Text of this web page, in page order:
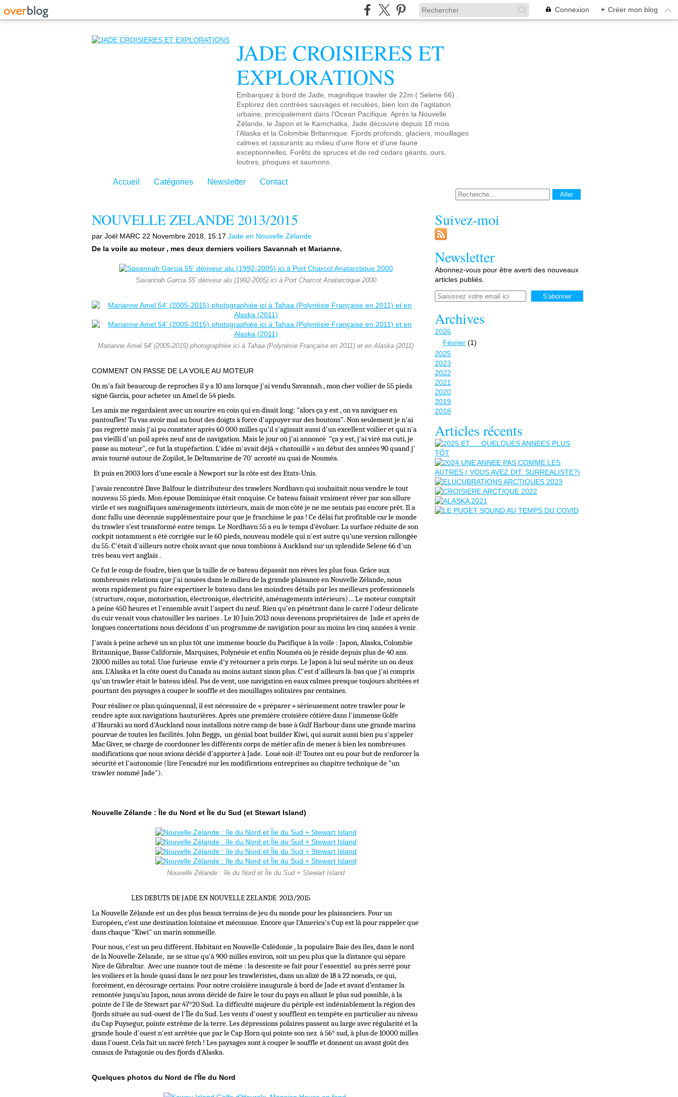
Connexion + Créer mon blog
JADE CROISIERES ET
EXPLORATIONS
Embarquez à bord de Jade, magnifique trawler de 22m ( Selene 66) .
Explorez des contrées sauvages et reculées, bien loin de l'agitation
urbaine, principalement dans l’Ocean Pacifique. Après la Nouvelle
Zélande, le Japon et le Kamchatka, Jade découvre depuis 18 mois
l’Alaska et la Colombie Britannique. Fjords profonds, glaciers, mouillages
calmes et rassurants au milieu d’une flore et d’une faune
exceptionnelles. Forêts de spruces et de red cedars géants, ours,
loutres, phoques et saumons.
Accueil Catégories Newsletter Contact
NOUVELLE ZELANDE 2013/2015
par Joël MARC 22 Novembre 2018, 15:17 Jade en Nouvelle Zélande
De la voile au moteur , mes deux derniers voiliers Savannah et Marianne.
Savannah Garcia 55' dériveur alu (1992-2005) ici à Port Charcot Anatarctique 2000
Marianne Amel 54' (2005-2015) photographiée ici à Tahaa (Polynésie Française en 2011) et en Alaska (2011)
COMMENT ON PASSE DE LA VOILE AU MOTEUR
On m'a fait beaucoup de reproches il y a 10 ans lorsque j'ai vendu Savannah , mon cher voilier de 55 pieds
signé Garcia, pour acheter un Amel de 54 pieds.
Les amis me regardaient avec un sourire en coin qui en disait long: "alors ça y est , on va naviguer en
pantoufles! Tu vas avoir mal au bout des doigts à force d'appuyer sur des boutons". Non seulement je n'ai
pas regretté mais j'ai pu constater après 60 000 milles qu'il s'agissait aussi d'un excellent voilier et qui n'a
pas vieilli d'un poil après neuf ans de navigation. Mais le jour où j'ai annoncé "ça y est, j'ai viré ma cuti, je
passe au moteur", ce fut la stupéfaction. L'idée m'avait déjà « chatouillé » au début des années 90 quand j'
avais tourné autour de Zopilot, le Deltamarine de 70' accosté au quai de Nouméa.
Et puis en 2003 lors d’une escale à Newport sur la côte est des Etats-Unis.
J'avais rencontré Dave Balfour le distributeur des trawlers Nordhavn qui souhaitait nous vendre le tout
nouveau 55 pieds. Mon épouse Dominique était conquise. Ce bateau faisait vraiment rêver par son allure
virile et ses magnifiques aménagements intérieurs, mais de mon côté je ne me sentais pas encore prêt. Il a
donc fallu une décennie supplémentaire pour que je franchisse le pas ! Ce délai fut profitable car le monde
du trawler s’est transformé entre temps. Le Nordhavn 55 a eu le temps d’évoluer. La surface réduite de son
cockpit notamment a été corrigée sur le 60 pieds, nouveau modèle qui n'est autre qu’une version rallongée
du 55. C'était d'ailleurs notre choix avant que nous tombions à Auckland sur un splendide Selene 66 d'un
très beau vert anglais .
Ce fut le coup de foudre, bien que la taille de ce bateau dépassât nos rêves les plus fous. Grâce aux
nombreuses relations que j'ai nouées dans le milieu de la grande plaisance en Nouvelle Zélande, nous
avons rapidement pu faire expertiser le bateau dans les moindres détails par les meilleurs professionnels
(structure, coque, motorisation, électronique, électricité, aménagements intérieurs)… Le moteur comptait
à peine 450 heures et l'ensemble avait l'aspect du neuf. Rien qu'en pénétrant dans le carré l'odeur délicate
du cuir venait vous chatouiller les narines . Le 10 Juin 2013 nous devenons propriétaires de Jade et après de
longues concertations nous décidons d'un programme de navigation pour au moins les cinq années à venir.
J'avais à peine achevé un an plus tôt une immense boucle du Pacifique à la voile : Japon, Alaska, Colombie
Britannique, Basse Californie, Marquises, Polynésie et enfin Nouméa où je réside depuis plus de 40 ans.
21000 milles au total. Une furieuse envie d'y retourner a pris corps. Le Japon à lui seul mérite un ou deux
ans. L'Alaska et la côte ouest du Canada au moins autant sinon plus. C'est d'ailleurs là-bas que j'ai compris
qu'un trawler était le bateau idéal. Pas de vent, une navigation en eaux calmes presque toujours abritées et
pourtant des paysages à couper le souffle et des mouillages solitaires par centaines.
Pour réaliser ce plan quinquennal, il est nécessaire de « préparer » sérieusement notre trawler pour le
rendre apte aux navigations hauturières. Après une première croisière côtière dans l'immense Golfe
d'Hauraki au nord d'Auckland nous installons notre camp de base à Gulf Harbour dans une grande marina
pourvue de toutes les facilités. John Beggs, un génial boat builder Kiwi, qui aurait aussi bien pu s'appeler
Mac Giver, se charge de coordonner les différents corps de métier afin de mener à bien les nombreuses
modifications que nous avions décidé d'apporter à Jade. Loué soit-il! Toutes ont eu pour but de renforcer la
sécurité et l'autonomie (lire l’encadré sur les modifications entreprises au chapitre technique de "un
trawler nommé Jade").
Nouvelle Zélande : Île du Nord et Île du Sud (et Stewart Island)
Nouvelle Zélande : île du Nord et Île du Sud + Stewart Island
LES DEBUTS DE JADE EN NOUVELLE ZELANDE 2013/2015
La Nouvelle Zélande est un des plus beaux terrains de jeu du monde pour les plaisanciers. Pour un
Européen, c’est une destination lointaine et méconnue. Encore que l'America's Cup est là pour rappeler que
dans chaque "Kiwi" un marin sommeille.
Pour nous, c'est un peu différent. Habitant en Nouvelle-Calédonie , la populaire Baie des îles, dans le nord
de la Nouvelle-Zélande, ne se situe qu'à 900 milles environ, soit un peu plus que la distance qui sépare
Nice de Gibraltar. Avec une nuance tout de même : la descente se fait pour l'essentiel au près serré pour
les voiliers et la houle quasi dans le nez pour les trawléristes, dans un alizé de 18 à 22 noeuds, ce qui,
forcément, en décourage certains. Pour notre croisière inaugurale à bord de Jade et avant d’entamer la
remontée jusqu’au Japon, nous avons décidé de faire le tour du pays en allant le plus sud possible, à la
pointe de l'île de Stewart par 47°20 Sud. La difficulté majeure du périple est indéniablement la région des
fjords située au sud-ouest de l'Île du Sud. Les vents d'ouest y soufflent en tempête en particulier au niveau
du Cap Puysegur, pointe extrême de la terre. Les dépressions polaires passent au large avec régularité et la
grande houle d'ouest n'est arrêtée que par le Cap Horn qui pointe son nez à 56° sud, à plus de 10000 milles
dans l'ouest. Cela fait un sacré fetch ! Les paysages sont à couper le souffle et donnent un avant goût des
canaux de Patagonie ou des fjords d'Alaska.
Quelques photos du Nord de l'Île du Nord
Suivez-moi
Newsletter
Abonnez-vous pour être averti des nouveaux
articles publiés.
Email
Archives
2026
Février (1)
2025
2023
2022
2021
2020
2019
2018
Articles récents